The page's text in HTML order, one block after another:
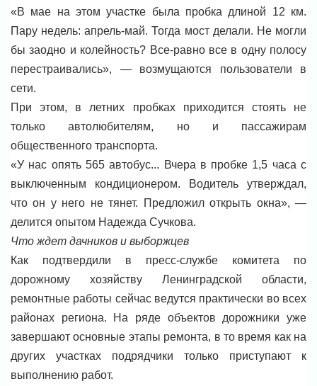
«В мае на этом участке была пробка длиной 12 км.
Пару недель: апрель-май. Тогда мост делали. Не могли
бы заодно и колейность? Все-равно все в одну полосу
перестраивались», — возмущаются пользователи в
сети.
При этом, в летних пробках приходится стоять не
только автолюбителям, но и пассажирам
общественного транспорта.
«У нас опять 565 автобус... Вчера в пробке 1,5 часа с
выключенным кондиционером. Водитель утверждал,
что он у него не тянет. Предложил открыть окна», —
делится опытом Надежда Сучкова.
Что ждет дачников и выборжцев
Как подтвердили в пресс-службе комитета по
дорожному хозяйству Ленинградской области,
ремонтные работы сейчас ведутся практически во всех
районах региона. На ряде объектов дорожники уже
завершают основные этапы ремонта, в то время как на
других участках подрядчики только приступают к
выполнению работ.